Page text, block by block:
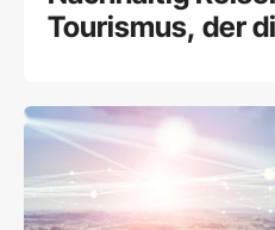
Tourismus, der